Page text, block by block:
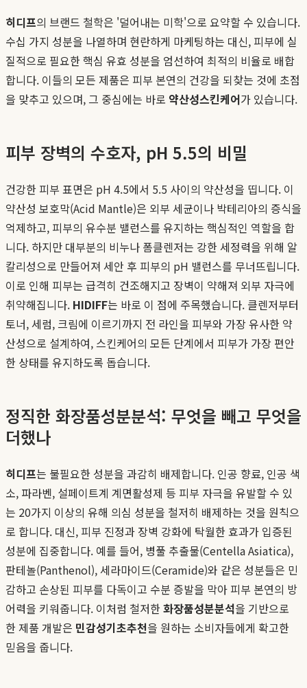
히디프의 브랜드 철학은 '덜어내는 미학'으로 요약할 수 있습니다.
수십 가지 성분을 나열하며 현란하게 마케팅하는 대신, 피부에 실
질적으로 필요한 핵심 유효 성분을 엄선하여 최적의 비율로 배합
합니다. 이들의 모든 제품은 피부 본연의 건강을 되찾는 것에 초점
을 맞추고 있으며, 그 중심에는 바로 약산성스킨케어가 있습니다.
피부 장벽의 수호자, pH 5.5의 비밀
건강한 피부 표면은 pH 4.5에서 5.5 사이의 약산성을 띱니다. 이
약산성 보호막(Acid Mantle)은 외부 세균이나 박테리아의 증식을
억제하고, 피부의 유수분 밸런스를 유지하는 핵심적인 역할을 합
니다. 하지만 대부분의 비누나 폼클렌저는 강한 세정력을 위해 알
칼리성으로 만들어져 세안 후 피부의 pH 밸런스를 무너뜨립니다.
이로 인해 피부는 급격히 건조해지고 장벽이 약해져 외부 자극에
취약해집니다. HIDIFF는 바로 이 점에 주목했습니다. 클렌저부터
토너, 세럼, 크림에 이르기까지 전 라인을 피부와 가장 유사한 약
산성으로 설계하여, 스킨케어의 모든 단계에서 피부가 가장 편안
한 상태를 유지하도록 돕습니다.
정직한 화장품성분분석: 무엇을 빼고 무엇을
더했나
히디프는 불필요한 성분을 과감히 배제합니다. 인공 향료, 인공 색
소, 파라벤, 설페이트계 계면활성제 등 피부 자극을 유발할 수 있
는 20가지 이상의 유해 의심 성분을 철저히 배제하는 것을 원칙으
로 합니다. 대신, 피부 진정과 장벽 강화에 탁월한 효과가 입증된
성분에 집중합니다. 예를 들어, 병풀 추출물(Centella Asiatica),
판테놀(Panthenol), 세라마이드(Ceramide)와 같은 성분들은 민
감하고 손상된 피부를 다독이고 수분 증발을 막아 피부 본연의 방
어력을 키워줍니다. 이처럼 철저한화장품성분분석을 기반으로
한 제품 개발은 민감성기초추천을 원하는 소비자들에게 확고한
믿음을 줍니다.